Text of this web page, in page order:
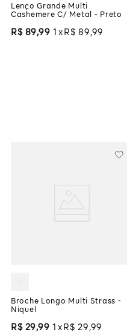
Lenço Grande Multi
Cashemere C/ Metal - Preto
R$ 89,99 1 R$ 89 ,99
Broche Longo Multi Strass -
Niquel
R$ 29,99 1 R$ 29 ,99